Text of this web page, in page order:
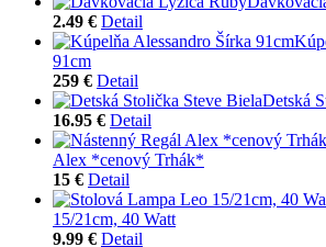
2.49 € Detail
91cm
259 € Detail
Detská
16.95 € Detail
Alex *cenový Trhák*
15 € Detail
15/21cm, 40 Watt
9.99 € Detail